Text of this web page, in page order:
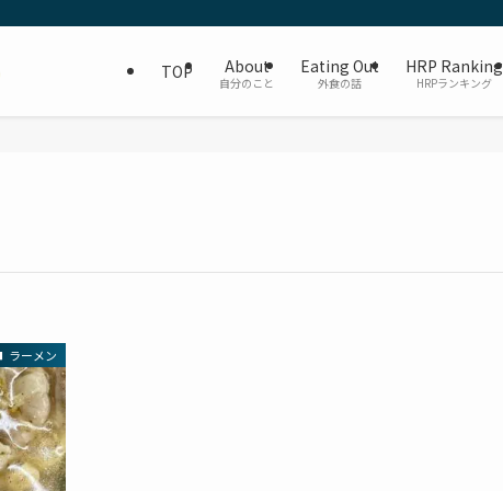
TOP About
自分のこと
Eating Out
外食の話
HRP Ranking
HRPランキング
ラーメン